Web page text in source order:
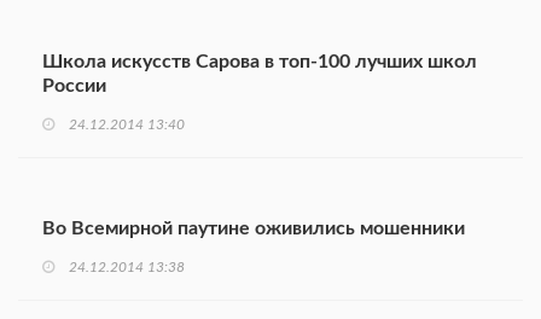
Школа искусств Сарова в топ-100 лучших школ
России
24.12.2014 13:40
Во Всемирной паутине оживились мошенники
24.12.2014 13:38